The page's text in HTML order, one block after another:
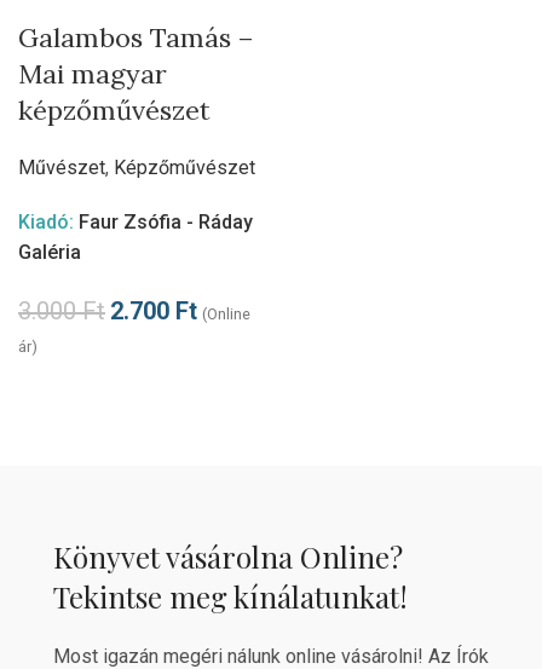
Galambos Tamás –
Mai magyar
képzőművészet
Művészet, Képzőművészet
Kiadó: Faur Zsófia - Ráday
Galéria
3.000Ft 2.700 Ft (Online
ár)
Könyvet vásárolna Online?
Tekintse meg kínálatunkat!
Most igazán megéri nálunk online vásárolni! Az Írók